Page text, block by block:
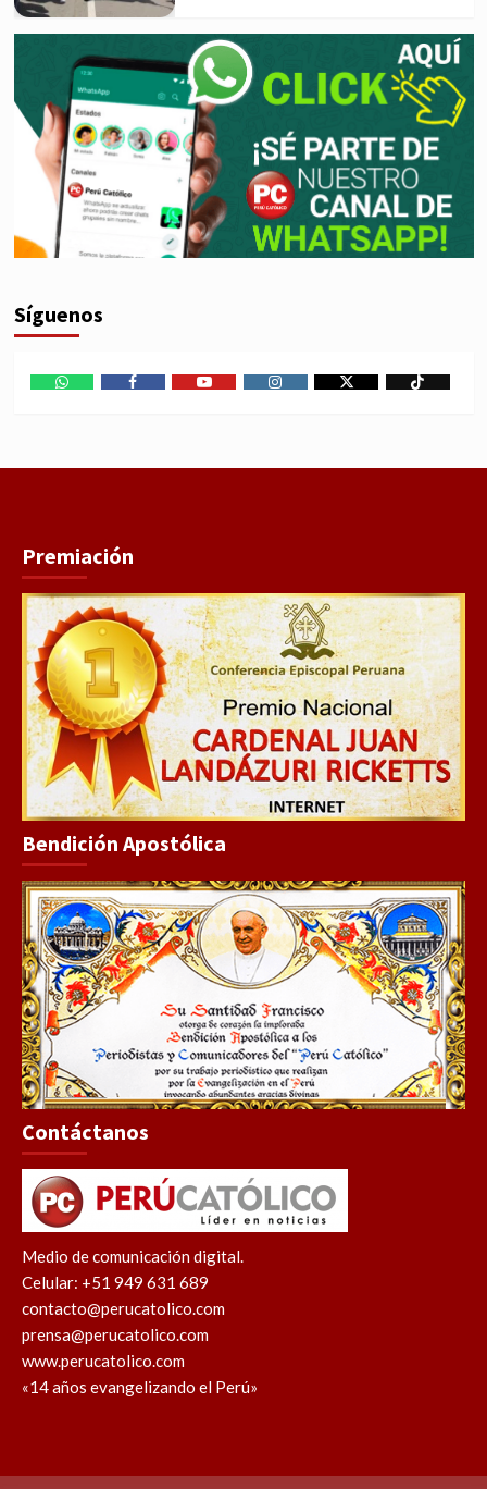
Síguenos
Premiación
Bendición Apostólica
Contáctanos
Medio de comunicación digital.
Celular: +51 949 631 689
contacto@perucatolico.com
prensa@perucatolico.com
www.perucatolico.com
«14 años evangelizando el Perú»